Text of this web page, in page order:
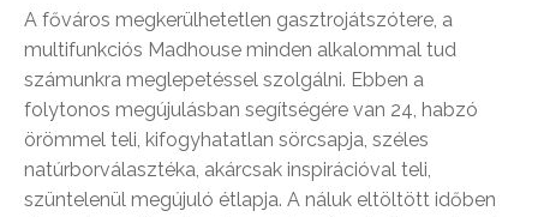
A főváros megkerülhetetlen gasztrojátszótere, a
multifunkciós Madhouse minden alkalommal tud
számunkra meglepetéssel szolgálni. Ebben a
folytonos megújulásban segítségére van 24, habzó
örömmel teli, kifogyhatatlan sörcsapja, széles
natúrborválasztéka, akárcsak inspirációval teli,
szüntelenül megújuló étlapja. A náluk eltöltött időben